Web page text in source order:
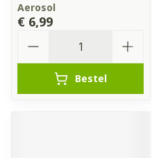
Aerosol
€ 6,99
Bestel